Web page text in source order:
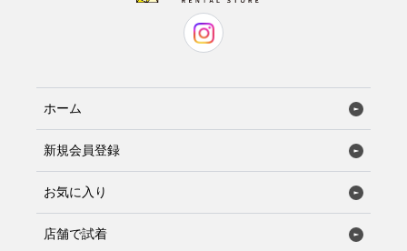
ホーム
新規会員登録
お気に入り
店舗で試着